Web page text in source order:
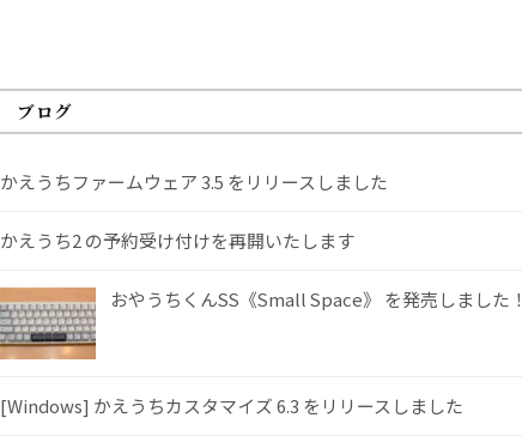
ブログ
かえうちファームウェア 3.5 をリリースしました
かえうち2 の予約受け付けを再開いたします
おやうちくんSS《Small Space》 を発売しました！
[Windows] かえうちカスタマイズ 6.3 をリリースしました